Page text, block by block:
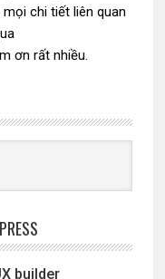
chi tiết liên quan
ơn rất nhiều.
builder